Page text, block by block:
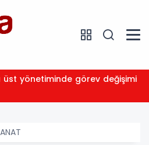
üst yönetiminde görev değişimi